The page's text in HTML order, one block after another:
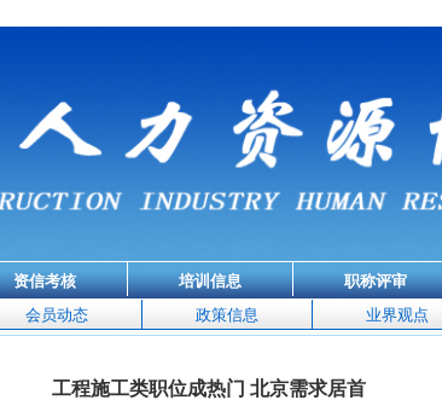
资信考核 培训信息 职称评审
会员动态 政策信息 业界观点
工程施工类职位成热门 北京需求居首